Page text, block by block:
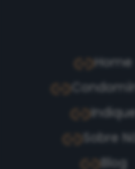
Home
Indique
Sobre
Blog